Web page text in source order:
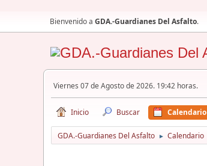
Bienvenido a GDA.-Guardianes Del Asfalto.
Viernes 07 de Agosto de 2026. 19:42 horas.
Inicio Buscar Calendario
GDA.-Guardianes Del Asfalto ► Calendario